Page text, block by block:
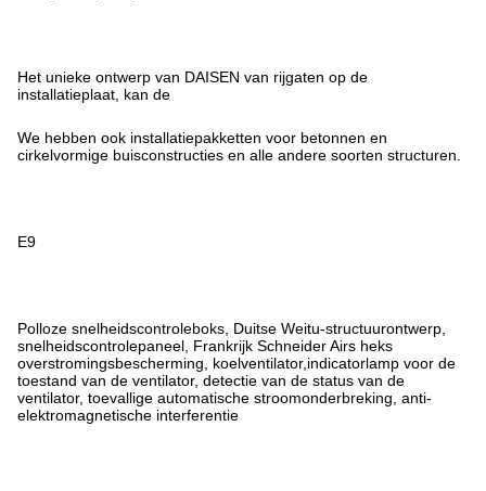
Het unieke ontwerp van DAISEN van rijgaten op de
installatieplaat, kan de
We hebben ook installatiepakketten voor betonnen en
cirkelvormige buisconstructies en alle andere soorten structuren.
E9
Polloze snelheidscontroleboks, Duitse Weitu-structuurontwerp,
snelheidscontrolepaneel, Frankrijk Schneider Airs heks
overstromingsbescherming, koelventilator,indicatorlamp voor de
toestand van de ventilator, detectie van de status van de
ventilator, toevallige automatische stroomonderbreking, anti-
elektromagnetische interferentie